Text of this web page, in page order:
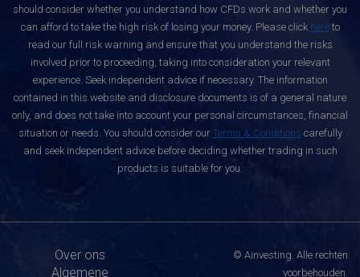
should consider whether you understand how CFDs work and whether you
can afford to take the high risk of losing your money. Please click hereto
read our full risk warning and ensure that you understand the risks
involved prior to proceeding, taking into consideration your relevant
experience. Seek independent advice if necessary. The information
contained in this website and disclosure documents is of a general nature
only, and does not take into account your personal circumstances, financial
situation or needs. You should consider our Terms & Conditions carefully
and seek independent advice before deciding whether trading in such
products is suitable for you.
Over ons
Algemene
© Ainvesting. Alle rechten
voorbehouden.